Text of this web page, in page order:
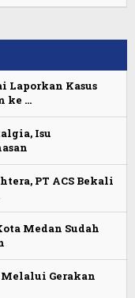
Laporkan Kasus
ke …
Isu
PT ACS Bekali
Medan Sudah
Melalui Gerakan